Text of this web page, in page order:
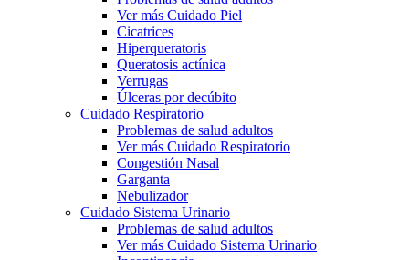
Ver más Cuidado Piel
Cicatrices
Hiperqueratoris
Queratosis actínica
Verrugas
Úlceras por decúbito
Cuidado Respiratorio
Problemas de salud adultos
Ver más Cuidado Respiratorio
Congestión Nasal
Garganta
Nebulizador
Cuidado Sistema Urinario
Problemas de salud adultos
Ver más Cuidado Sistema Urinario